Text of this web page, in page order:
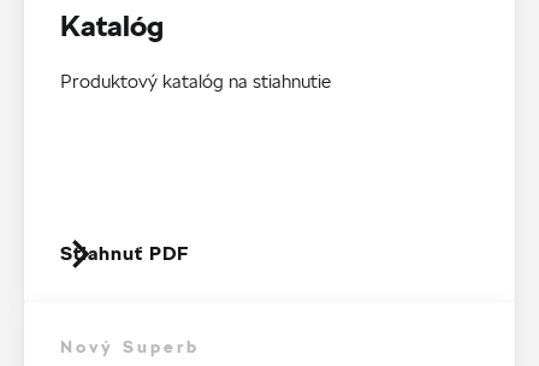
Katalóg
Produktový katalóg na stiahnutie
Stiahnuť PDF
Nový Superb